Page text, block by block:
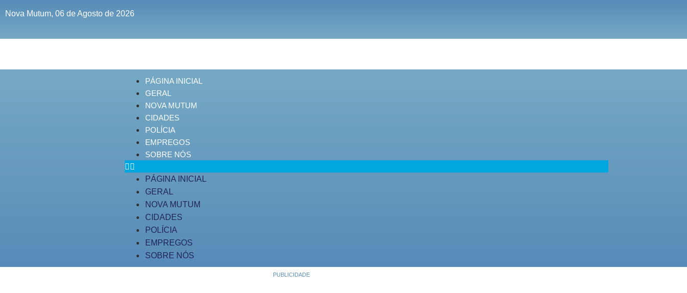
Nova Mutum, 06 de Agosto de 2026
PÁGINA INICIAL
GERAL
NOVA MUTUM
CIDADES
POLÍCIA
EMPREGOS
SOBRE NÓS
PÁGINA INICIAL
GERAL
NOVA MUTUM
CIDADES
POLÍCIA
EMPREGOS
SOBRE NÓS
PUBLICIDADE